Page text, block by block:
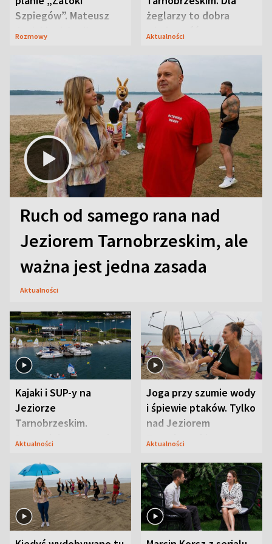
Szpiegów”. Mateusz
Janicki odsłonił
Rozmowy
żeglarzy to dobra
wiadomość
Aktualności
Ruch od samego rana nad
Jeziorem Tarnobrzeskim, ale
ważna jest jedna zasada
Aktualności
Kajaki i SUP-y na
Jeziorze
Tarnobrzeskim.
Przyrodnicy zwracają
Aktualności
Joga przy szumie wody
i śpiewie ptaków. Tylko
nad Jeziorem
Tarnobrzeskim
Aktualności